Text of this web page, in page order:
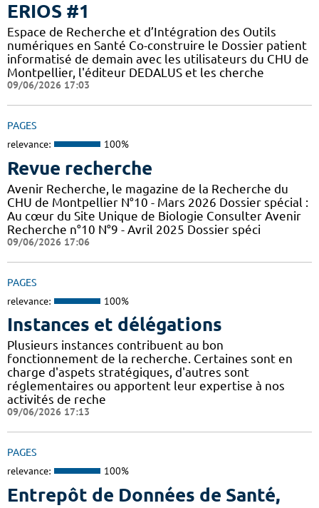
ERIOS #1
Espace de Recherche et d’Intégration des Outils
numériques en Santé Co-construire le Dossier patient
informatisé de demain avec les utilisateurs du CHU de
Montpellier, l'éditeur DEDALUS et les cherche
09/06/2026 17:03
PAGES
relevance: 100%
Revue recherche
Avenir Recherche, le magazine de la Recherche du
CHU de Montpellier N°10 - Mars 2026 Dossier spécial :
Au cœur du Site Unique de Biologie Consulter Avenir
Recherche n°10 N°9 - Avril 2025 Dossier spéci
09/06/2026 17:06
PAGES
relevance: 100%
Instances et délégations
Plusieurs instances contribuent au bon
fonctionnement de la recherche. Certaines sont en
charge d'aspets stratégiques, d'autres sont
réglementaires ou apportent leur expertise à nos
activités de reche
09/06/2026 17:13
PAGES
relevance: 100%
Entrepôt de Données de Santé,